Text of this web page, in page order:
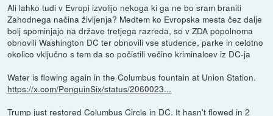
Ali lahko tudi v Evropi izvolijo nekoga ki ga ne bo sram braniti
Zahodnega načina življenja? Medtem ko Evropska mesta čez dalje
bolj spominjajo na države tretjega razreda, so v ZDA popolnoma
obnovili Washington DC ter obnovili vse studence, parke in celotno
okolico vključno s tem da so počistili večino kriminalcev iz DC-ja
Water is flowing again in the Columbus fountain at Union Station.
https://x.com/PenguinSix/status/2060023...
Trump just restored Columbus Circle in DC. It hasn't flowed in 2